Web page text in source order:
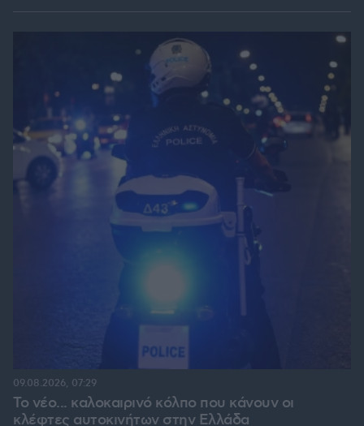
Το νέο... καλοκαιρινό κόλπο που κάνουν οι
κλέφτες αυτοκινήτων στην Ελλάδα
09.08.2026, 07:29